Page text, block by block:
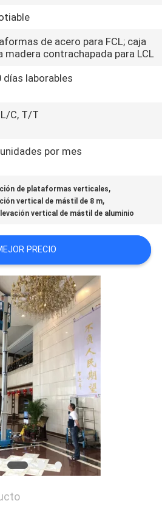
de acero para FCL; caja
madera contrachapada para LCL
días laborables
L/C, T/T
por mes
de plataformas verticales,
vertical de mástil de 8 m,
vertical de mástil de aluminio
PRECIO